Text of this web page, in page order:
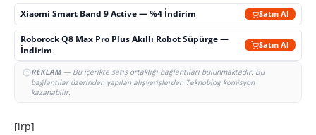
Xiaomi Smart Band 9 Active — %4 İndirim Satın Al
Roborock Q8 Max Pro Plus Akıllı Robot Süpürge —
İndirim
Satın Al
REKLAM— Bu içerikte satış ortaklığı bağlantıları bulunmaktadır. Bu
bağlantılar üzerinden yapılan alışverişlerden Teknoblog komisyon
kazanabilir.
[irp]